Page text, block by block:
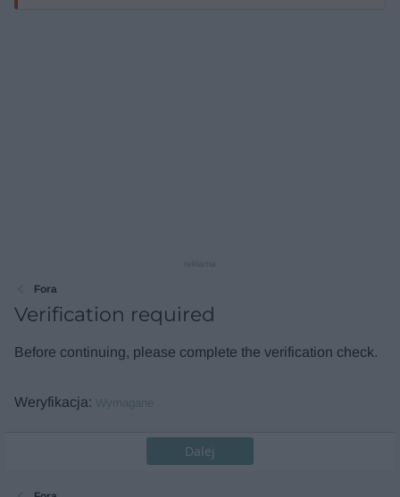
Fora
Verification required
Before continuing, please complete the verification check.
Weryfikacja Wymagane
Dalej